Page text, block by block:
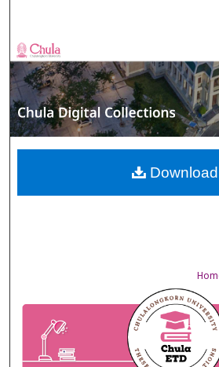
Browse
My Account
About
Digital Commons
Download